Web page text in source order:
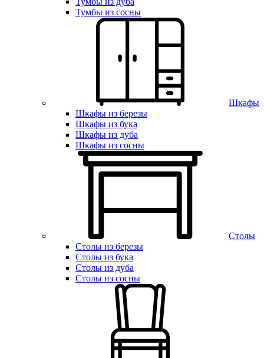
Тумбы из сосны
Шкафы
Шкафы из березы
Шкафы из бука
Шкафы из дуба
Шкафы из сосны
Столы
Столы из березы
Столы из бука
Столы из дуба
Столы из сосны